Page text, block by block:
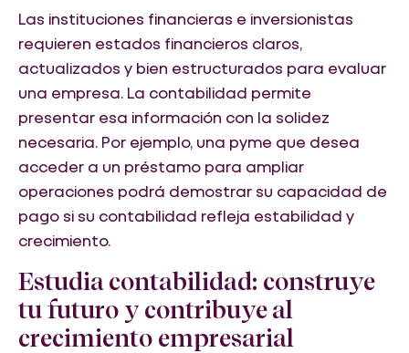
Las instituciones financieras e inversionistas
requieren estados financieros claros,
actualizados y bien estructurados para evaluar
una empresa. La contabilidad permite
presentar esa información con la solidez
necesaria. Por ejemplo, una pyme que desea
acceder a un préstamo para ampliar
operaciones podrá demostrar su capacidad de
pago si su contabilidad refleja estabilidad y
crecimiento.
Estudia contabilidad: construye
tu futuro y contribuye al
crecimiento empresarial